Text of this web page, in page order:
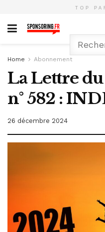
TOP
Home Abonnement
La Lettre
n° 582 :
26 décembre 2024